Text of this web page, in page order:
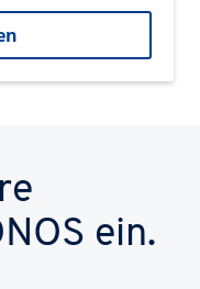
ein.